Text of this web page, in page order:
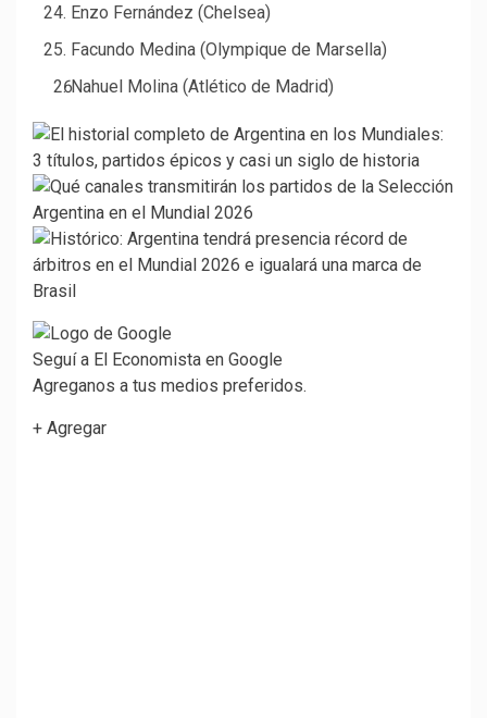
Enzo Fernández (Chelsea)
Facundo Medina (Olympique de Marsella)
Nahuel Molina (Atlético de Madrid)
Seguí a El Economista en Google
Agreganos a tus medios preferidos.
+ Agregar